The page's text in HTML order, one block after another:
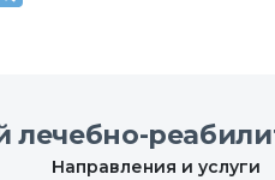
лечебно-
Направления и услуги